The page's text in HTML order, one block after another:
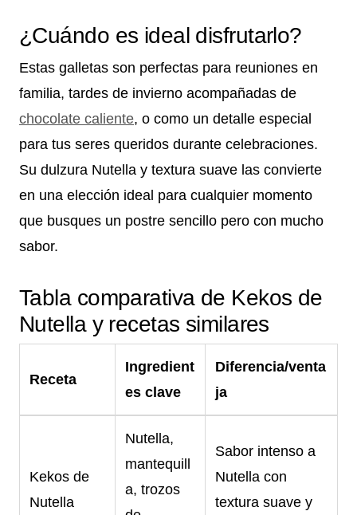
¿Cuándo es ideal disfrutarlo?
Estas galletas son perfectas para reuniones en
familia, tardes de invierno acompañadas de
chocolate caliente, o como un detalle especial
para tus seres queridos durante celebraciones.
Su dulzura Nutella y textura suave las convierte
en una elección ideal para cualquier momento
que busques un postre sencillo pero con mucho
sabor.
Tabla comparativa de Kekos de
Nutella y recetas similares
Receta
Ingredient
es clave
Diferencia/venta
ja
Kekos de
Nutella
Nutella,
mantequill
a, trozos
Sabor intenso a
Nutella con
textura suave y